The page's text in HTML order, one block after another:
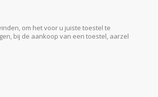
om het voor u juiste toestel te
bij de aankoop van een toestel, aarzel